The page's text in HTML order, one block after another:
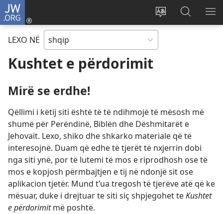
JW.ORG
Ndrysho
Hyr
me
identifikim
(hap
të
Kërko
LEXO NË
Kushtet e përdorimit
Mirë se erdhe!
Qëllimi i këtij siti është të të ndihmojë të mësosh më
shumë për Perëndinë, Biblën dhe Dëshmitarët e
Jehovait. Lexo, shiko dhe shkarko materiale që të
interesojnë. Duam që edhe të tjerët të nxjerrin dobi
nga siti ynë, por të lutemi të mos e riprodhosh ose të
mos e kopjosh përmbajtjen e tij në ndonjë sit ose
aplikacion tjetër. Mund t’ua tregosh të tjerëve atë që ke
mësuar, duke i drejtuar te siti siç shpjegohet teKushtet
e përdorimitmë poshtë.